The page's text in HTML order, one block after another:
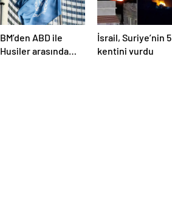
BM’den ABD ile
Husiler arasında
İsrail, Suriye’nin 5
kentini vurdu